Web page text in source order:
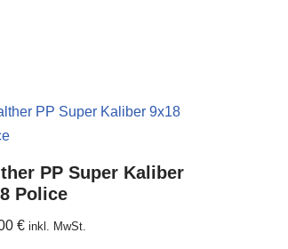
PP Super Kaliber
Police
€ inkl. MwSt.